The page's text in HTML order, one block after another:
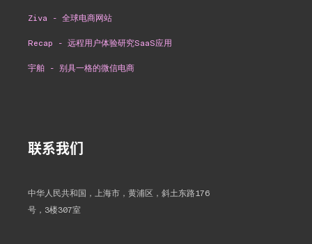
Ziva - 全球电商网站
Recap - 远程用户体验研究SaaS应用
宇舶 - 别具一格的微信电商
联系我们
中华人民共和国，上海市，黄浦区，斜土东路176
号，3楼307室